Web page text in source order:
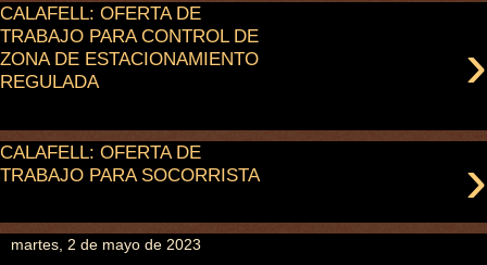
CALAFELL: OFERTA DE
TRABAJO PARA CONTROL DE
ZONA DE ESTACIONAMIENTO
REGULADA
›
CALAFELL: OFERTA DE
TRABAJO PARA SOCORRISTA
›
martes, 2 de mayo de 2023